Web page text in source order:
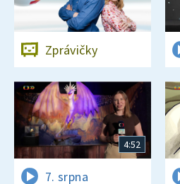
Zprávičky
4:52
7. srpna